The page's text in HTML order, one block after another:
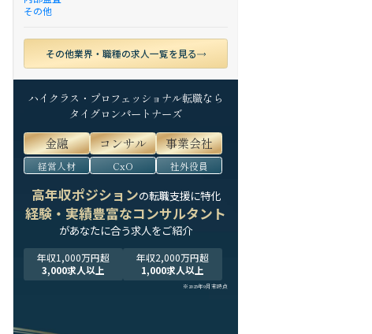
その他
その他業界・職種の求人一覧を見る
ハイクラス・プロフェッショナル転職なら
タイグロンパートナーズ
金融 コンサル 事業会社
経営人材 CxO 社外役員
高年収ポジションの転職支援に特化
経験・実績豊富なコンサルタント
があなたに合う求人をご紹介
年収1,000万円超
3,000求人以上
年収2,000万円超
1,000求人以上
※2025年9月末時点